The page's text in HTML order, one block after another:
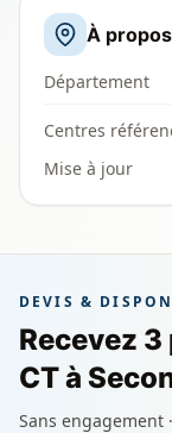
À
Département
Centres
Mise à jour
DEVIS &
Recevez
CT à
Sans engagement